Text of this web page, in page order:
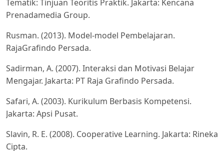
Tematik: Tinjuan Teoritis Praktik. Jakarta: Kencana
Prenadamedia Group.
Rusman. (2013). Model-model Pembelajaran.
RajaGrafindo Persada.
Sadirman, A. (2007). Interaksi dan Motivasi Belajar
Mengajar. Jakarta: PT Raja Grafindo Persada.
Safari, A. (2003). Kurikulum Berbasis Kompetensi.
Jakarta: Apsi Pusat.
Slavin, R. E. (2008). Cooperative Learning. Jakarta: Rineka
Cipta.